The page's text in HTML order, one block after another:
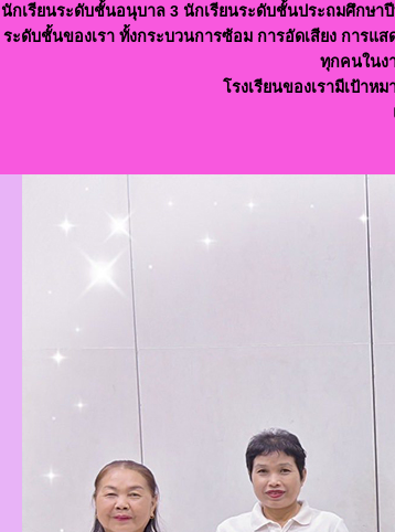
นักเรียนระดับชั้นอนุบาล 3 นักเรียนระดับชั้นประถมศึกษา
ระดับชั้นของเรา ทั้งกระบวนการซ้อม การอัดเสียง การแส
ทุกคนในง
โรงเรียนของเรามีเป้า